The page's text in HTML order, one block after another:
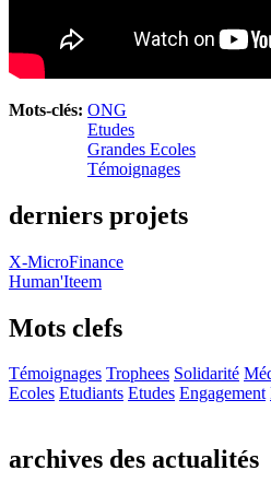
Mots-clés: ONG
Etudes
Grandes Ecoles
Témoignages
derniers projets
X-MicroFinance
Human'Iteem
Mots clefs
Témoignages Trophees Solidarité
Ecoles Etudiants Etudes Engagement
archives des actualités